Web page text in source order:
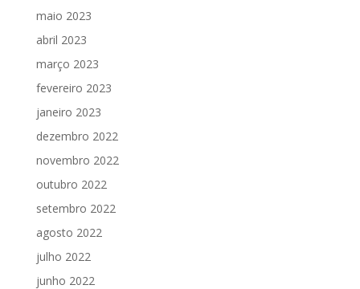
maio 2023
abril 2023
março 2023
fevereiro 2023
janeiro 2023
dezembro 2022
novembro 2022
outubro 2022
setembro 2022
agosto 2022
julho 2022
junho 2022